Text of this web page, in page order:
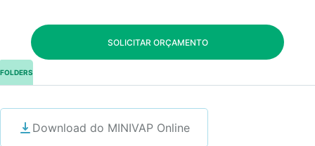
SOLICITAR ORÇAMENTO
FOLDERS
Download do MINIVAP Online